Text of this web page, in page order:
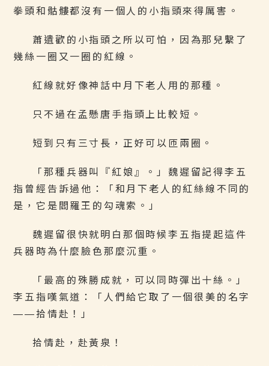
拳頭和骷髏都沒有一個人的小指頭來得厲害。
蕭遺歡的小指頭之所以可怕，因為那兒繫了
幾絲一圈又一圈的紅線。
紅線就好像神話中月下老人用的那種。
只不過在孟懸唐手指頭上比較短。
短到只有三寸長，正好可以匝兩圈。
「那種兵器叫『紅娘』。」魏遲留記得李五
指曾經告訴過他：「和月下老人的紅絲線不同的
是，它是閻羅王的勾魂索。」
魏遲留很快就明白那個時候李五指提起這件
兵器時為什麼臉色那麼沉重。
「最高的殊勝成就，可以同時彈出十絲。」
李五指嘆氣道：「人們給它取了一個很美的名字
――拾情赴！」
拾情赴，赴黃泉！